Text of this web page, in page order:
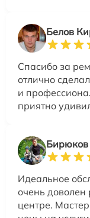
Белов
Спасибо за
отлично
и
приятно
Бирюков
Идеальное
очень доволен
центре.